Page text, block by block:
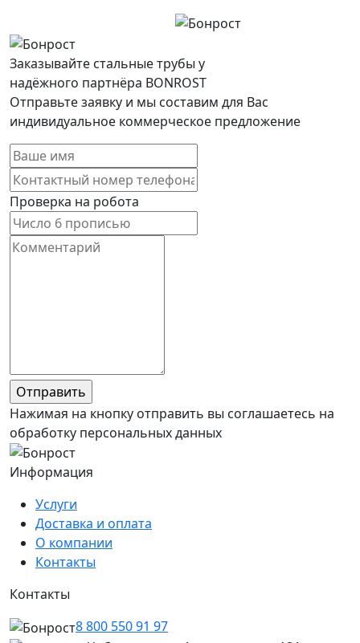
Заказывайте стальные трубы у
надёжного партнёра BONROST
Отправьте заявку и мы составим для Вас
индивидуальное коммерческое предложение
Проверка на робота
Нажимая на кнопку отправить вы соглашаетесь на
обработку персональных данных
Информация
Услуги
Доставка и оплата
О компании
Контакты
Контакты
8 800 550 91 97